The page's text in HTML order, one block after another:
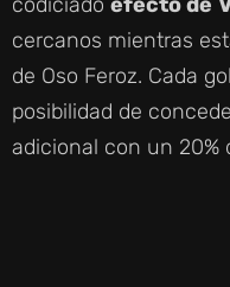
cercanos mientras
de Oso Feroz. Cada
posibilidad de
adicional con un 20%